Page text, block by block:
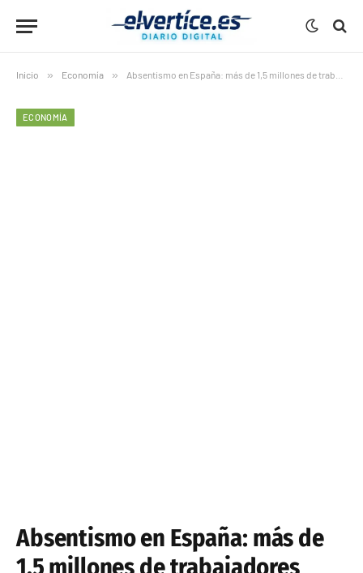
Inicio » Economía » Absentismo en España: más de 1,5 millones de trabajadores faltan a diario
ECONOMÍA
Absentismo en España: más de